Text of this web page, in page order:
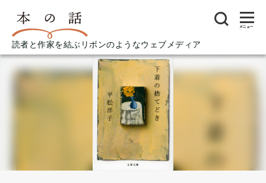
読者と作家を結ぶリボンのようなウェブメディア
メニュー